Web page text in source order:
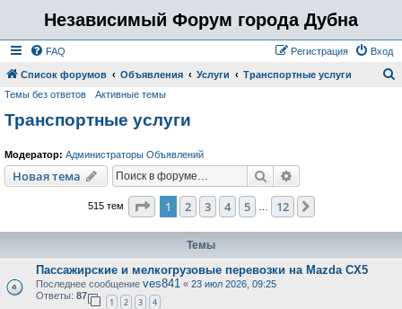
Независимый Форум города Дубна
FAQ Вход
Регистрация
Список форумов Объявления Услуги Транспортные услуги
Темы без ответов Активные темы
Транспортные услуги
Модератор: Администраторы Объявлений
Новая тема Поиск
515 тем Страница из 12
1 2 3 4 5 12
Темы
Пассажирские и мелкогрузовые перевозки на Mazda CX5
Последнее сообщение ves841 « 23 июл 2026, 09:25
Ответы: 87
1 2 3 4